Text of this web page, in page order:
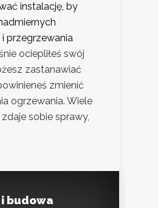
instalację, by
przegrzewania
ociepliłeś swój
zastanawiać
zmienić
ogrzewania. Wiele
sobie sprawy,
budowa